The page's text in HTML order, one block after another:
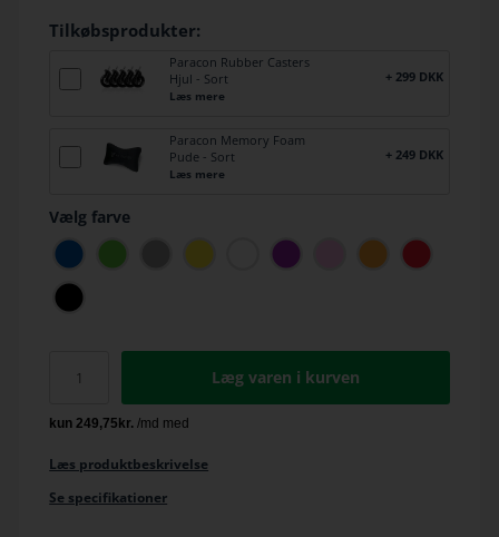
Tilkøbsprodukter:
Paracon Rubber Casters
Hjul - Sort
Læs mere
+ 299 DKK
Paracon Memory Foam
Pude - Sort
Læs mere
+ 249 DKK
Vælg farve
Læg varen i kurven
Læs produktbeskrivelse
Se specifikationer